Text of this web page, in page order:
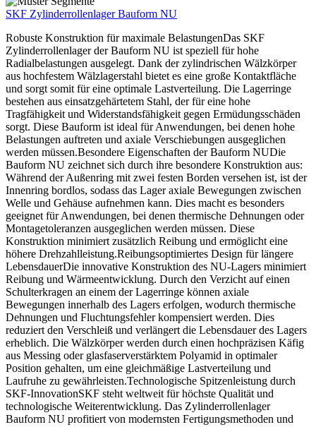
SKF Zylinderrollenlager Bauform NU
Robuste Konstruktion für maximale BelastungenDas SKF
Zylinderrollenlager der Bauform NU ist speziell für hohe
Radialbelastungen ausgelegt. Dank der zylindrischen Wälzkörper
aus hochfestem Wälzlagerstahl bietet es eine große Kontaktfläche
und sorgt somit für eine optimale Lastverteilung. Die Lagerringe
bestehen aus einsatzgehärtetem Stahl, der für eine hohe
Tragfähigkeit und Widerstandsfähigkeit gegen Ermüdungsschäden
sorgt. Diese Bauform ist ideal für Anwendungen, bei denen hohe
Belastungen auftreten und axiale Verschiebungen ausgeglichen
werden müssen.Besondere Eigenschaften der Bauform NUDie
Bauform NU zeichnet sich durch ihre besondere Konstruktion aus:
Während der Außenring mit zwei festen Borden versehen ist, ist der
Innenring bordlos, sodass das Lager axiale Bewegungen zwischen
Welle und Gehäuse aufnehmen kann. Dies macht es besonders
geeignet für Anwendungen, bei denen thermische Dehnungen oder
Montagetoleranzen ausgeglichen werden müssen. Diese
Konstruktion minimiert zusätzlich Reibung und ermöglicht eine
höhere Drehzahlleistung.Reibungsoptimiertes Design für längere
LebensdauerDie innovative Konstruktion des NU-Lagers minimiert
Reibung und Wärmeentwicklung. Durch den Verzicht auf einen
Schulterkragen an einem der Lagerringe können axiale
Bewegungen innerhalb des Lagers erfolgen, wodurch thermische
Dehnungen und Fluchtungsfehler kompensiert werden. Dies
reduziert den Verschleiß und verlängert die Lebensdauer des Lagers
erheblich. Die Wälzkörper werden durch einen hochpräzisen Käfig
aus Messing oder glasfaserverstärktem Polyamid in optimaler
Position gehalten, um eine gleichmäßige Lastverteilung und
Laufruhe zu gewährleisten.Technologische Spitzenleistung durch
SKF-InnovationSKF steht weltweit für höchste Qualität und
technologische Weiterentwicklung. Das Zylinderrollenlager
Bauform NU profitiert von modernsten Fertigungsmethoden und